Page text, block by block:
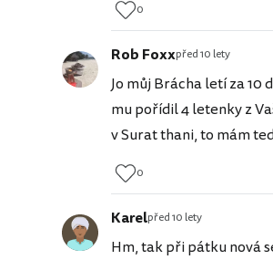
0
Rob Foxxpřed 10 lety
Jo můj Brácha letí za 10
mu pořídil 4 letenky z
v Surat thani, to mám
0
Karelpřed 10 lety
Hm, tak při pátku nová